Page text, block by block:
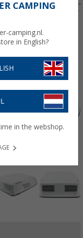
CAMPING
camping.nl.
in English?
in the webshop.